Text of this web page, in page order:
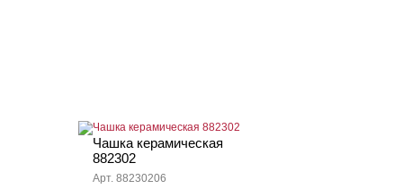
Чашка керамическая
882302
Арт. 88230206